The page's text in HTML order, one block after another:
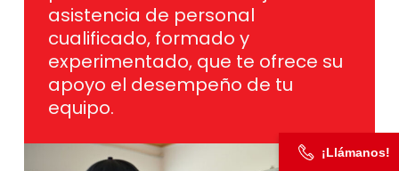
asistencia de personal
cualificado, formado y
experimentado, que te ofrece su
apoyo el desempeño de tu
equipo.
¡Llámanos!